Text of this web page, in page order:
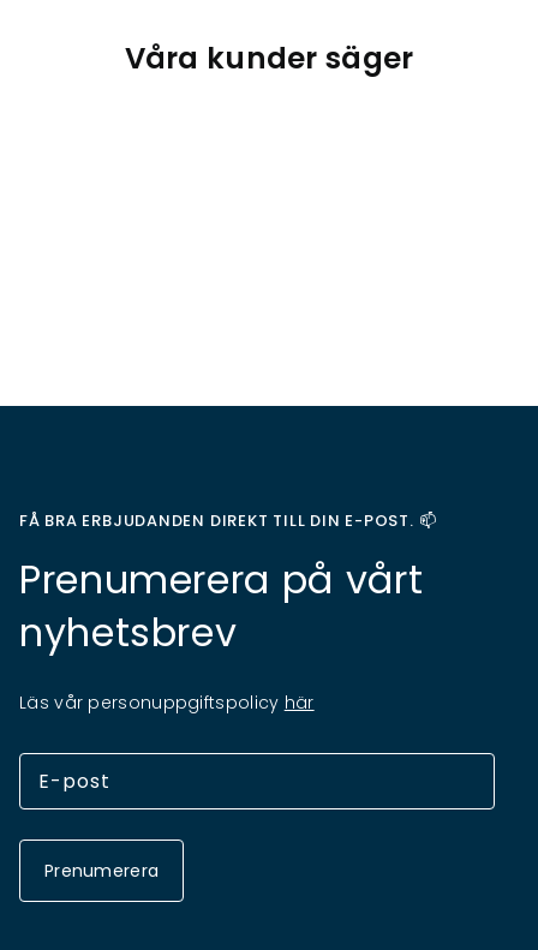
Våra kunder säger
FÅ BRA ERBJUDANDEN DIREKT TILL DIN E-POST. 📫
Prenumerera på vårt
nyhetsbrev
Läs vår personuppgiftspolicy här
Prenumerera